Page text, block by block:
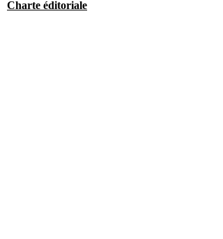
Charte éditoriale